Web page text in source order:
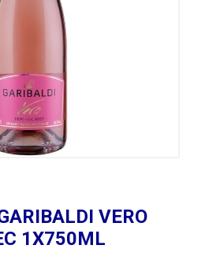
VERO
1X750ML